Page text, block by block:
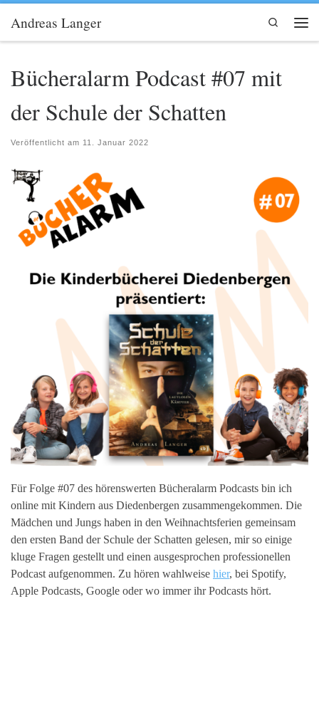
Zum Inhalt springen
Andreas Langer
Search
Bücheralarm Podcast #07 mit
der Schule der Schatten
Veröffentlicht am 11. Januar 2022
Für Folge #07 des hörenswerten Bücheralarm Podcasts bin ich
online mit Kindern aus Diedenbergen zusammengekommen. Die
Mädchen und Jungs haben in den Weihnachtsferien gemeinsam
den ersten Band der Schule der Schatten gelesen, mir so einige
kluge Fragen gestellt und einen ausgesprochen professionellen
Podcast aufgenommen. Zu hören wahlweise hier, bei Spotify,
Apple Podcasts, Google oder wo immer ihr Podcasts hört.